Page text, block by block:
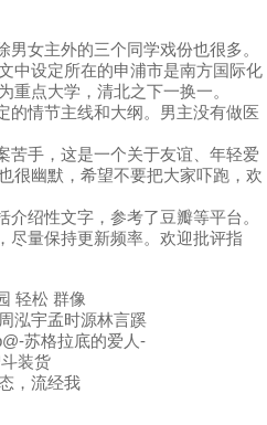
女主外的三个同学戏份也很多。
中设定所在的申浦市是南方国际化
重点大学，清北之下一换一。
的情节主线和大纲。男主没有做医
苦手，这是一个关于友谊、年轻爱
很幽默，希望不要把大家吓跑，欢
绍性文字，参考了豆瓣等平台。
尽量保持更新频率。欢迎批评指
轻松 群像
泓宇孟时源林言蹊
苏格拉底的爱人-
装货
，流经我